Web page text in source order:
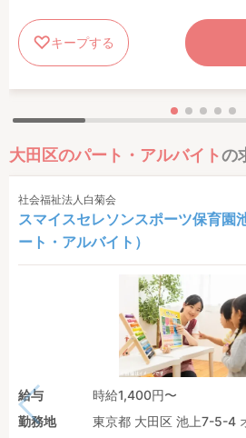
キープする
大田区のパート・アルバイトの
社会福祉法人白菊会
スマイスセレソンスポーツ保育園
ート・アルバイト）
給与
時給1,400円〜
勤務地
東京都 大田区 池上7-5-4